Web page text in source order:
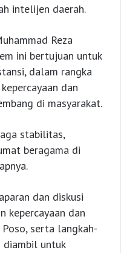
intelijen daerah.
Reza
ini bertujuan untuk
dalam rangka
dan
di masyarakat.
stabilitas,
beragama di
dan diskusi
kepercayaan dan
serta langkah-
untuk